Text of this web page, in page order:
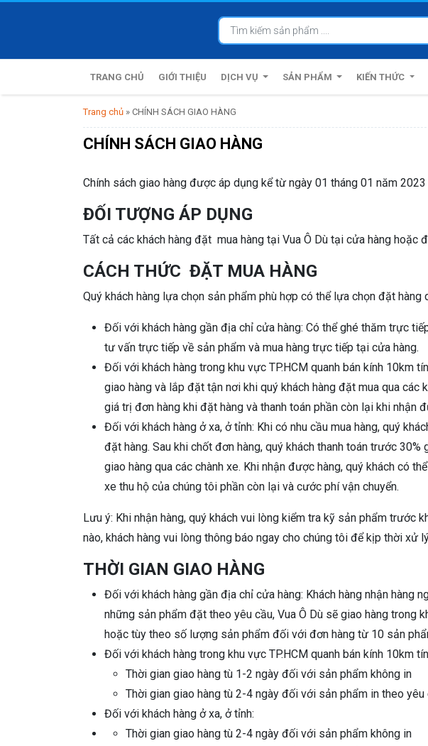
TRANG CHỦ GIỚI THIỆU DỊCH VỤ SẢN PHẨM KIẾN THỨC
Trang chủ » CHÍNH SÁCH GIAO HÀNG
CHÍNH SÁCH GIAO HÀNG
Chính sách giao hàng được áp dụng kể từ ngày 01 tháng 01 năm 2023
ĐỐI TƯỢNG ÁP DỤNG
Tất cả các khách hàng đặt mua hàng tại Vua Ô Dù tại cửa hàng hoặc
CÁCH THỨC ĐẶT MUA HÀNG
Quý khách hàng lựa chọn sản phẩm phù hợp có thể lựa chọn đặt
Đối với khách hàng gần địa chỉ cửa hàng: Có thể ghé thăm trực
tư vấn trực tiếp về sản phẩm và mua hàng trực tiếp tại cửa hàng.
Đối với khách hàng trong khu vực TP.HCM quanh bán kính 10km
giao hàng và lắp đặt tận nơi khi quý khách hàng đặt mua qua các
giá trị đơn hàng khi đặt hàng và thanh toán phần còn lại khi nhận
Đối với khách hàng ở xa, ở tỉnh: Khi có nhu cầu mua hàng, quý
đặt hàng. Sau khi chốt đơn hàng, quý khách thanh toán trước
giao hàng qua các chành xe. Khi nhận được hàng, quý khách có
xe thu hộ của chúng tôi phần còn lại và cước phí vận chuyển.
Lưu ý: Khi nhận hàng, quý khách vui lòng kiểm tra kỹ sản phẩm trước
nào, khách hàng vui lòng thông báo ngay cho chúng tôi để kịp thời xử
THỜI GIAN GIAO HÀNG
Đối với khách hàng gần địa chỉ cửa hàng: Khách hàng nhận hàng
những sản phẩm đặt theo yêu cầu, Vua Ô Dù sẽ giao hàng trong
hoặc tùy theo số lượng sản phẩm đối với đơn hàng từ 10 sản
Đối với khách hàng trong khu vực TP.HCM quanh bán kính 10km
Thời gian giao hàng tù 1-2 ngày đối với sản phẩm không in
Thời gian giao hàng tù 2-4 ngày đối với sản phẩm in theo yêu
Đối với khách hàng ở xa, ở tỉnh:
Thời gian giao hàng tù 2-4 ngày đối với sản phẩm không in